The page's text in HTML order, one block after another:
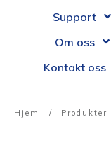
Support
Om oss
Kontakt oss
Hjem / Produkter